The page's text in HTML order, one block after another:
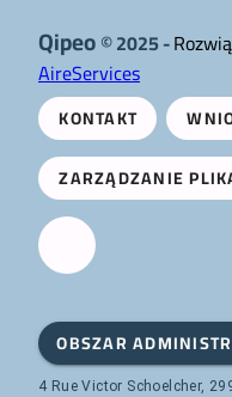
Qipeo© 2025 -
AireServices
KONTAKT
ZARZĄDZANIE
OBSZAR
4 Rue Victor Schoelcher,